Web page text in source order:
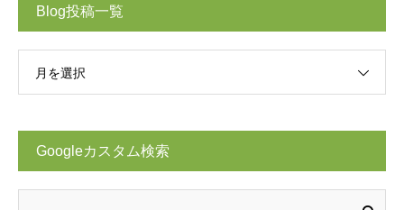
Blog投稿一覧
月を選択
Googleカスタム検索